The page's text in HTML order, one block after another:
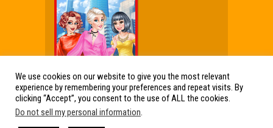
Wx Cheat Games|Click Jogos Pro|Humor wx
Friv Online Jogos Grátis
We use cookies on our website to give you the most relevant
experience by remembering your preferences and repeat visits. By
clicking “Accept”, you consent to the use of ALL the cookies.
Do not sell my personal information.